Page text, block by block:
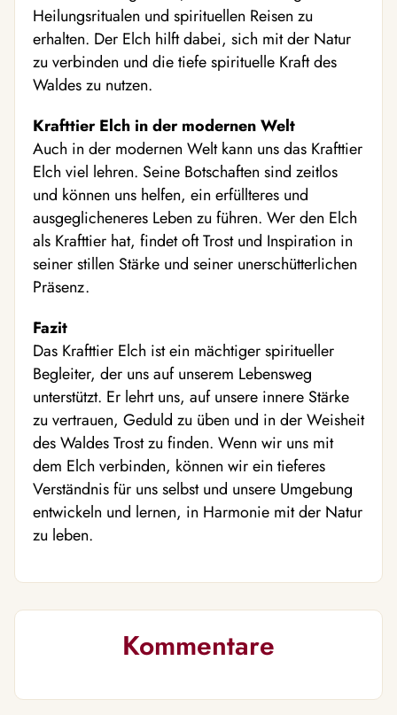
Heilungsritualen und spirituellen Reisen zu
erhalten. Der Elch hilft dabei, sich mit der Natur
zu verbinden und die tiefe spirituelle Kraft des
Waldes zu nutzen.
Krafttier Elch in der modernen Welt
Auch in der modernen Welt kann uns das Krafttier
Elch viel lehren. Seine Botschaften sind zeitlos
und können uns helfen, ein erfüllteres und
ausgeglicheneres Leben zu führen. Wer den Elch
als Krafttier hat, findet oft Trost und Inspiration in
seiner stillen Stärke und seiner unerschütterlichen
Präsenz.
Fazit
Das Krafttier Elch ist ein mächtiger spiritueller
Begleiter, der uns auf unserem Lebensweg
unterstützt. Er lehrt uns, auf unsere innere Stärke
zu vertrauen, Geduld zu üben und in der Weisheit
des Waldes Trost zu finden. Wenn wir uns mit
dem Elch verbinden, können wir ein tieferes
Verständnis für uns selbst und unsere Umgebung
entwickeln und lernen, in Harmonie mit der Natur
zu leben.
Kommentare